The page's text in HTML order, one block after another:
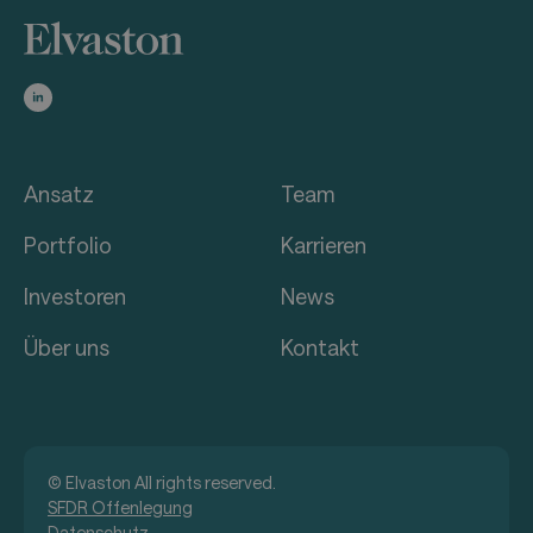
Ansatz
Portfolio
Investoren
Über uns
Team
Karrieren
News
Kontakt
© Elvaston All rights reserved.
SFDR Offenlegung